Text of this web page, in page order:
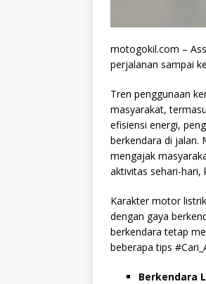
motogokil.com –
perjalanan sampai
Tren penggunaan
masyarakat,
efisiensi energi,
berkendara di jalan.
mengajak
aktivitas sehari-hari,
Karakter motor
dengan gaya
berkendara tetap
beberapa tips
Berkendara